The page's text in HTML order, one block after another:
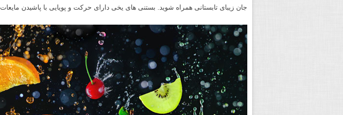
جان زیبای تابستانی همراه شوید. بستنی های یخی دارای حرکت و پویایی با پاشیدن مایعات.